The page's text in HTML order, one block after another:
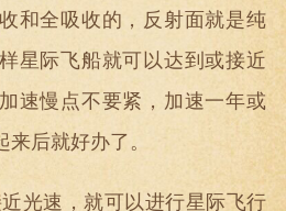
和全吸收的，反射面就是纯
星际飞船就可以达到或接近
速慢点不要紧，加速一年或
后就好办了。
光速，就可以进行星际飞行